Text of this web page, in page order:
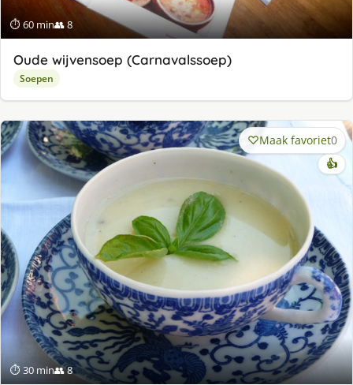
⏱ 60 min👥 8
Oude wijvensoep (Carnavalssoep)
Soepen
⏱ 30 min👥 8
Maak favoriet0
👍